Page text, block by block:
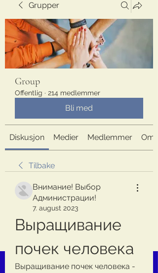
Grupper
Group
Offentlig · 214 medlemmer
Bli med
Diskusjon Medier Medlemmer Om
Tilbake
Внимание! Выбор
Администрации!
7. august 2023
Выращивание
почек человека
Выращивание почек человека -